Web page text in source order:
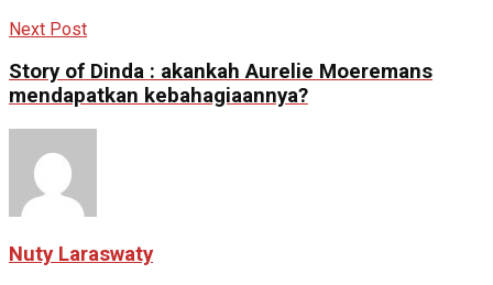
Next Post
Story of Dinda : akankah Aurelie Moeremans
mendapatkan kebahagiaannya?
Nuty Laraswaty